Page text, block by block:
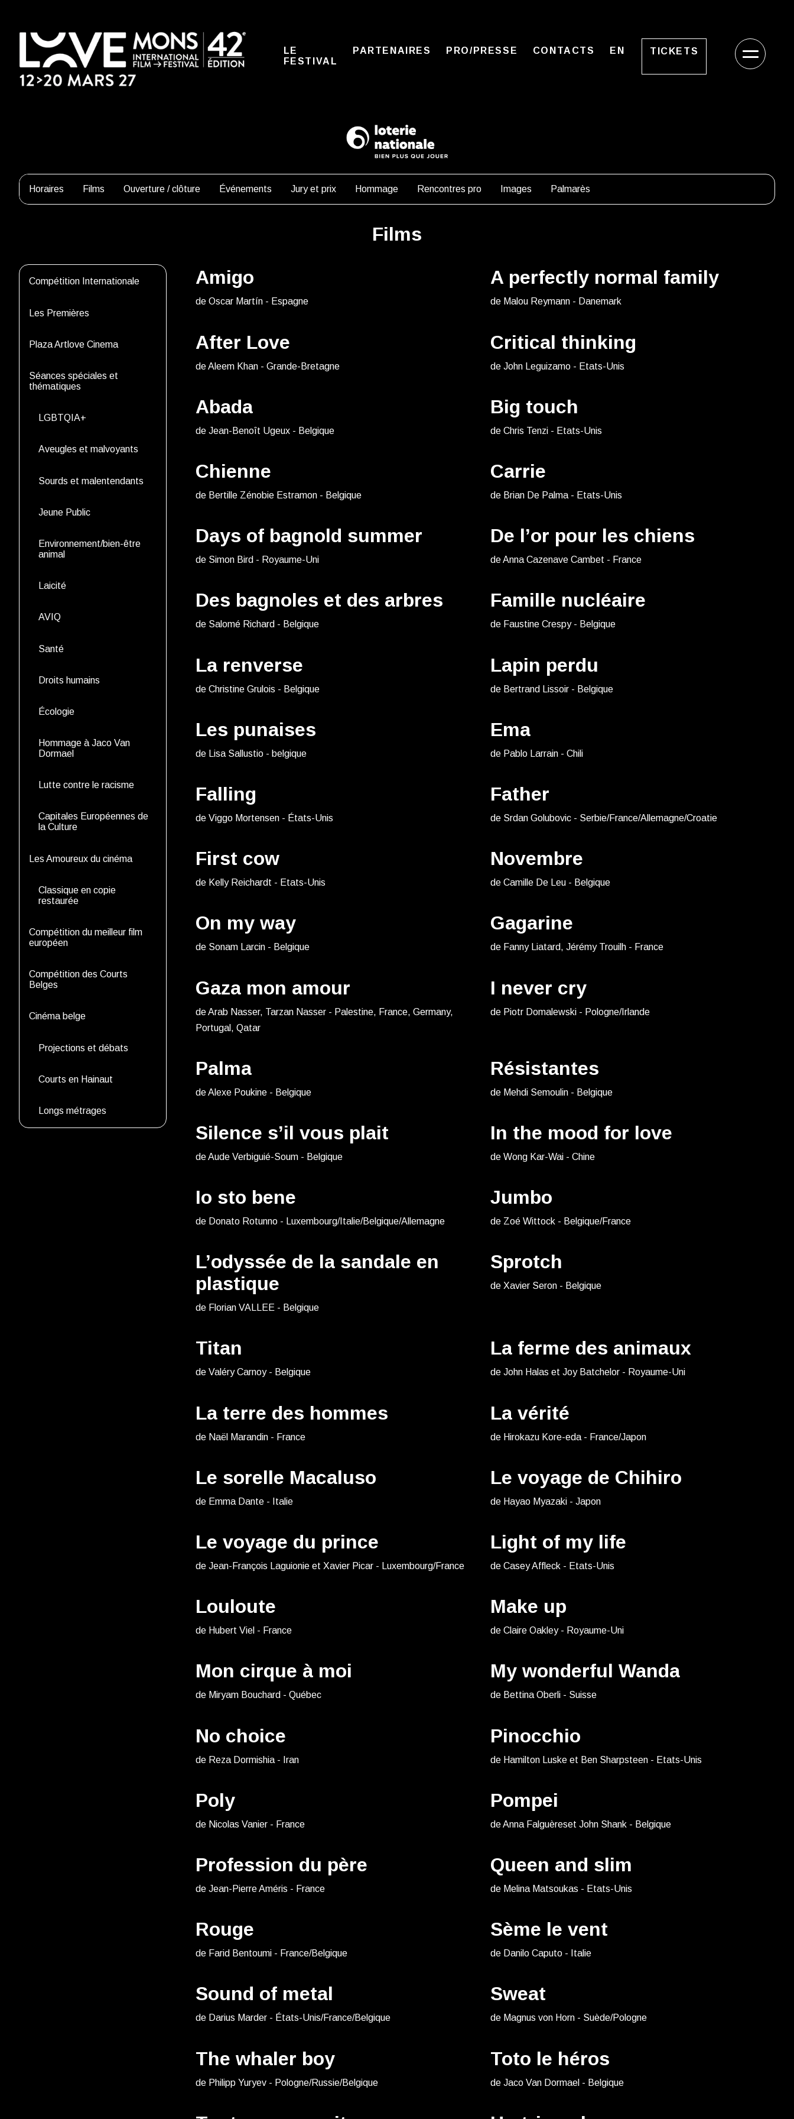
LE
FESTIVAL
PARTENAIRES PRO/PRESSE CONTACTS EN TICKETS
Horaires Films Ouverture / clôture Événements Jury et prix Hommage Rencontres pro Images Palmarès
Films
Compétition Internationale
Les Premières
Plaza Artlove Cinema
Séances spéciales et
thématiques
LGBTQIA+
Aveugles et malvoyants
Sourds et malentendants
Jeune Public
Environnement/bien-être
animal
Laicité
AVIQ
Santé
Droits humains
Écologie
Hommage à Jaco Van
Dormael
Lutte contre le racisme
Capitales Européennes de
la Culture
Les Amoureux du cinéma
Classique en copie
restaurée
Compétition du meilleur film
européen
Compétition des Courts
Belges
Cinéma belge
Projections et débats
Courts en Hainaut
Longs métrages
Amigo
de Oscar Martín - Espagne
A perfectly normal family
de Malou Reymann - Danemark
After Love
de Aleem Khan - Grande-Bretagne
Critical thinking
de John Leguizamo - Etats-Unis
Abada
de Jean-Benoît Ugeux - Belgique
Big touch
de Chris Tenzi - Etats-Unis
Chienne
de Bertille Zénobie Estramon - Belgique
Carrie
de Brian De Palma - Etats-Unis
Days of bagnold summer
de Simon Bird - Royaume-Uni
De l’or pour les chiens
de Anna Cazenave Cambet - France
Des bagnoles et des arbres
de Salomé Richard - Belgique
Famille nucléaire
de Faustine Crespy - Belgique
La renverse
de Christine Grulois - Belgique
Lapin perdu
de Bertrand Lissoir - Belgique
Les punaises
de Lisa Sallustio - belgique
Ema
de Pablo Larrain - Chili
Falling
de Viggo Mortensen - États-Unis
Father
de Srdan Golubovic - Serbie/France/Allemagne/Croatie
First cow
de Kelly Reichardt - Etats-Unis
Novembre
de Camille De Leu - Belgique
On my way
de Sonam Larcin - Belgique
Gagarine
de Fanny Liatard, Jérémy Trouilh - France
Gaza mon amour
de Arab Nasser, Tarzan Nasser - Palestine, France, Germany,
Portugal, Qatar
I never cry
de Piotr Domalewski - Pologne/Irlande
Palma
de Alexe Poukine - Belgique
Résistantes
de Mehdi Semoulin - Belgique
Silence s’il vous plait
de Aude Verbiguié-Soum - Belgique
In the mood for love
de Wong Kar-Wai - Chine
Io sto bene
de Donato Rotunno - Luxembourg/Italie/Belgique/Allemagne
Jumbo
de Zoé Wittock - Belgique/France
L’odyssée de la sandale en
plastique
de Florian VALLEE - Belgique
Sprotch
de Xavier Seron - Belgique
Titan
de Valéry Carnoy - Belgique
La ferme des animaux
de John Halas et Joy Batchelor - Royaume-Uni
La terre des hommes
de Naël Marandin - France
La vérité
de Hirokazu Kore-eda - France/Japon
Le sorelle Macaluso
de Emma Dante - Italie
Le voyage de Chihiro
de Hayao Myazaki - Japon
Le voyage du prince
de Jean-François Laguionie et Xavier Picar - Luxembourg/France
Light of my life
de Casey Affleck - Etats-Unis
Louloute
de Hubert Viel - France
Make up
de Claire Oakley - Royaume-Uni
Mon cirque à moi
de Miryam Bouchard - Québec
My wonderful Wanda
de Bettina Oberli - Suisse
No choice
de Reza Dormishia - Iran
Pinocchio
de Hamilton Luske et Ben Sharpsteen - Etats-Unis
Poly
de Nicolas Vanier - France
Pompei
de Anna Falguèreset John Shank - Belgique
Profession du père
de Jean-Pierre Améris - France
Queen and slim
de Melina Matsoukas - Etats-Unis
Rouge
de Farid Bentoumi - France/Belgique
Sème le vent
de Danilo Caputo - Italie
Sound of metal
de Darius Marder - États-Unis/France/Belgique
Sweat
de Magnus von Horn - Suède/Pologne
The whaler boy
de Philipp Yuryev - Pologne/Russie/Belgique
Toto le héros
de Jaco Van Dormael - Belgique